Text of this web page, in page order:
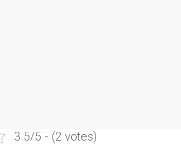
3.5/5 - (2 votes)